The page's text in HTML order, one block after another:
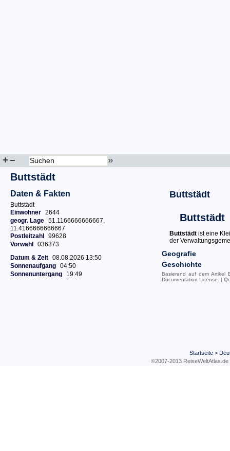
+– »
Buttstädt
Daten & Fakten
Buttstädt
Einwohner 2644
geogr. Lage 51.1166666666667,
11.4166666666667
Postleitzahl
99628
Vorwahl
036373
Datum & Zeit 08.08.2026 13:50
Sonnenaufgang 04:50
Sonnenuntergang
19:49
Buttstädt
Buttstädt
Buttstädt ist eine
der
Geografie
Geschichte
Basierend auf dem Artikel
Documentation License . |
Startseite >
©2007-2013